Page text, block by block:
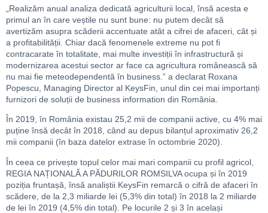
„Realizăm anual analiza dedicată agriculturii local, însă acesta e
primul an în care veștile nu sunt bune: nu putem decât să
avertizăm asupra scăderii accentuate atât a cifrei de afaceri, cât și
a profitabilității. Chiar dacă fenomenele extreme nu pot fi
contracarate în totalitate, mai multe investiții în infrastructură și
modernizarea acestui sector ar face ca agricultura românească să
nu mai fie meteodependentă în business.” a declarat Roxana
Popescu, Managing Director al KeysFin, unul din cei mai importanți
furnizori de soluții de business information din România.
În 2019, în România existau 25,2 mii de companii active, cu 4% mai
puține însă decât în 2018, când au depus bilanțul aproximativ 26,2
mii companii (în baza datelor extrase în octombrie 2020).
În ceea ce privește topul celor mai mari companii cu profil agricol,
REGIA NAȚIONALĂ A PĂDURILOR ROMSILVA ocupa și în 2019
poziția fruntașă, însă analiștii KeysFin remarcă o cifră de afaceri în
scădere, de la 2,3 miliarde lei (5,3% din total) în 2018 la 2 miliarde
de lei în 2019 (4,5% din total). Pe locurile 2 și 3 în același